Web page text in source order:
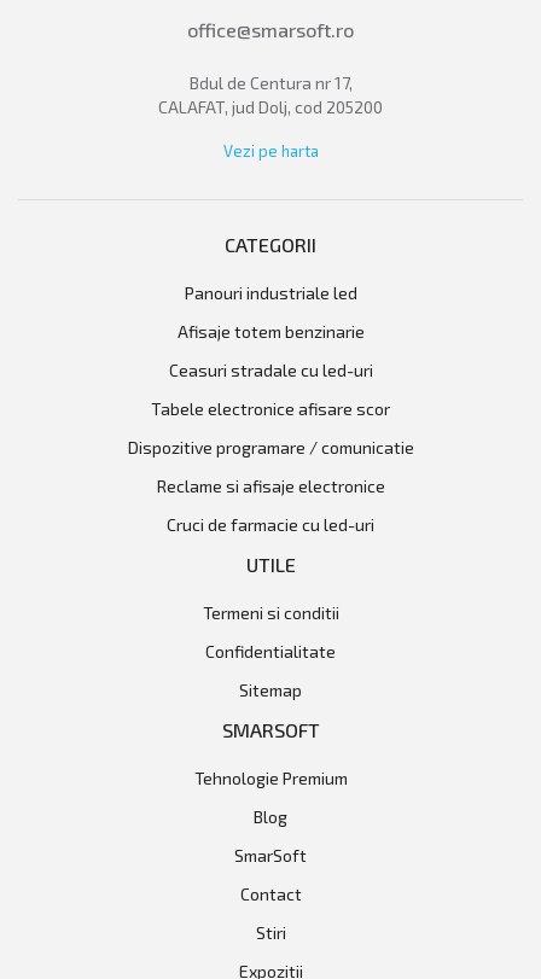
office@smarsoft.ro
Bdul de Centura nr 17,
CALAFAT, jud Dolj, cod 205200
Vezi pe harta
CATEGORII
panouri industriale led
afisaje totem benzinarie
ceasuri stradale cu led-uri
tabele electronice afisare scor
dispozitive programare / comunicatie
reclame si afisaje electronice
cruci de farmacie cu led-uri
UTILE
Termeni si conditii
Confidentialitate
Sitemap
SMARSOFT
Tehnologie Premium
Blog
SmarSoft
Contact
Stiri
Expozitii